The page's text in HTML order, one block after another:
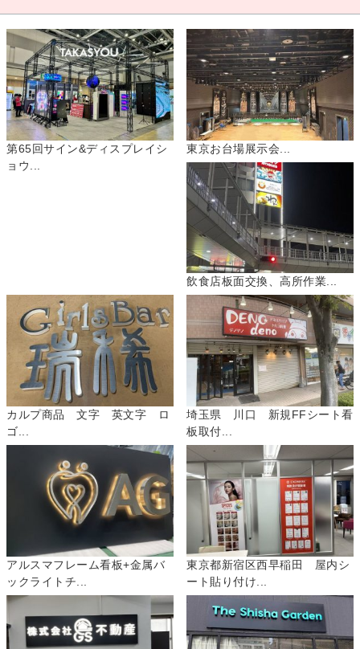
第65回サイン&ディスプレイシ
ョウ...
東京お台場展示会...
飲食店板面交換、高所作業...
カルプ商品 文字 英文字 ロ
ゴ...
埼玉県 川口 新規FFシート看
板取付...
アルスマフレーム看板+金属バ
ックライトチ...
東京都新宿区西早稲田 屋内シ
ート貼り付け...